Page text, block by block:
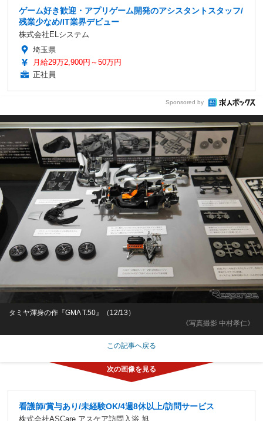
ゲーム好き歓迎・アプリゲーム開発のアシスタントスタッフ/
残業少なめ/IT業界デビュー
株式会社ELシステム
埼玉県
月給29万2,900円～50万円
正社員
Sponsored by
《写真撮影 中村孝仁》
タミヤ渾身の作『GMA T.50』（12/13）
この記事へ戻る
看護師/賞与あり/未経験OK/4週8休以上/訪問サービス
株式会社ASCare アスケア訪問入浴 旭